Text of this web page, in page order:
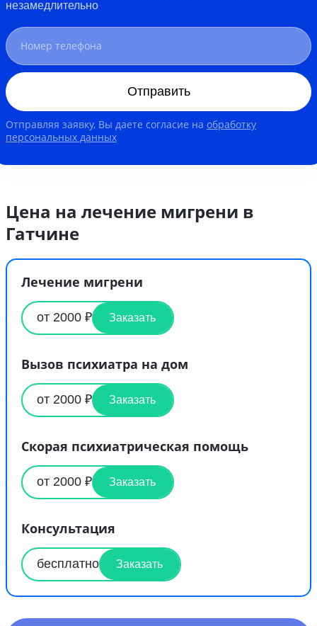
незамедлительно
Отправить
Отправляя заявку, Вы даете согласие на обработку
персональных данных
Цена на лечение мигрени в
Гатчине
Лечение мигрени
от 2000 ₽ Заказать
Вызов психиатра на дом
от 2000 ₽ Заказать
Скорая психиатрическая помощь
от 2000 ₽ Заказать
Консультация
бесплатно Заказать